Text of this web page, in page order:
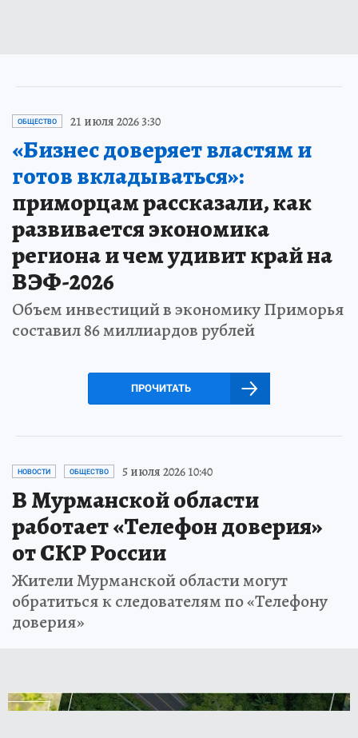
ОБЩЕСТВО 21 июля 2026 3:30
«Бизнес доверяет властям и
готов вкладываться»:
приморцам рассказали, как
развивается экономика
региона и чем удивит край на
ВЭФ-2026
Объем инвестиций в экономику Приморья
составил 86 миллиардов рублей
ПРОЧИТАТЬ
НОВОСТИ ОБЩЕСТВО 5 июля 2026 10:40
В Мурманской области
работает «Телефон доверия»
от СКР России
Жители Мурманской области могут
обратиться к следователям по «Телефону
доверия»